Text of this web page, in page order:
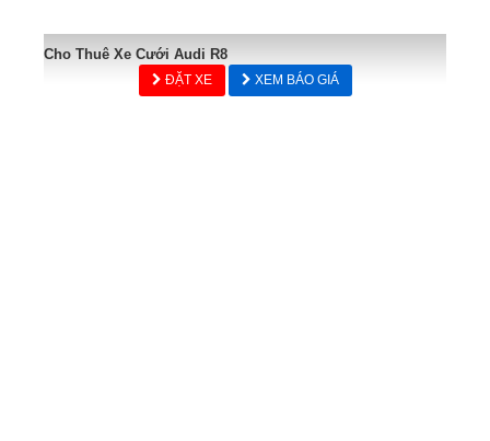
Cho Thuê Xe Cưới Audi R8
ĐẶT XE XEM BÁO GIÁ